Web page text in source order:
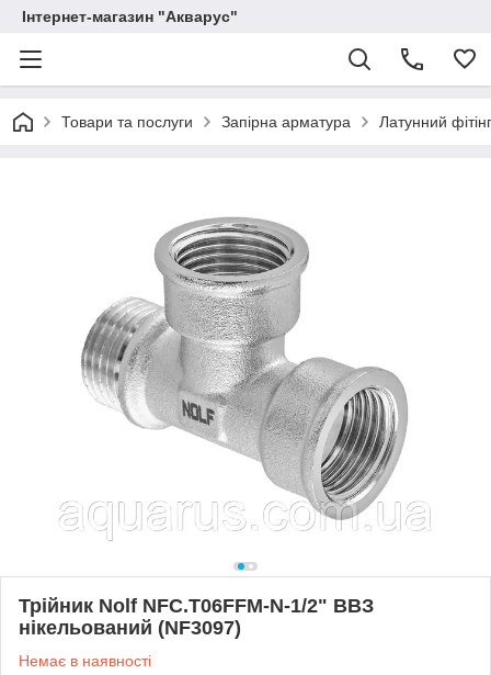
Інтернет-магазин "Акварус"
Товари та послуги Запірна арматура Латунний
Трійник Nolf NFC.T06FFM-N-1/2" ВВЗ
нікельований (NF3097)
Немає в наявності